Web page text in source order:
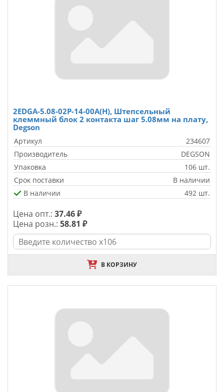
2EDGA-5.08-02P-14-00A(H), Штепсельный
клеммный блок 2 контакта шаг 5.08мм на плату,
Degson
Артикул
234607
Производитель
DEGSON
Упаковка
106 шт.
Срок поставки
В наличии
В наличии
492 шт.
Цена опт.: 37.46 ₽
Цена розн.: 58.81 ₽
В КОРЗИНУ